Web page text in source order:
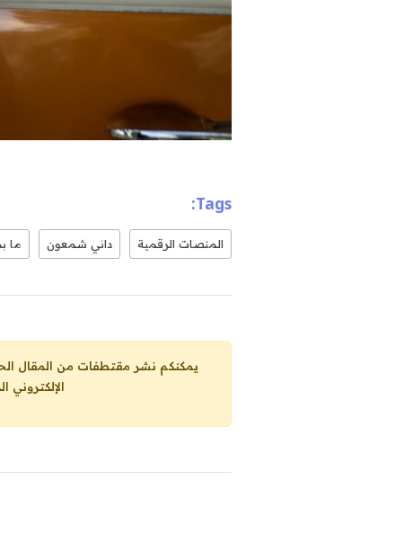
Tags:
المنصات الرقمية داني شمعون ما
يمكنكم نشر مقتطفات من المقال الحاضر، ما حده الاقصى 25% من مجموع